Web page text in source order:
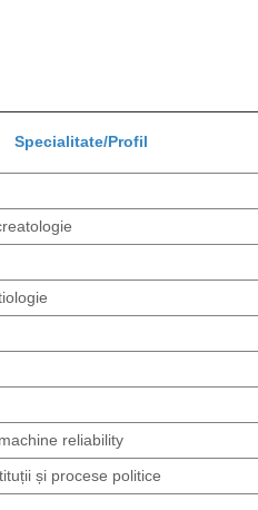
Specialitate/Profil
reliability
și procese politice